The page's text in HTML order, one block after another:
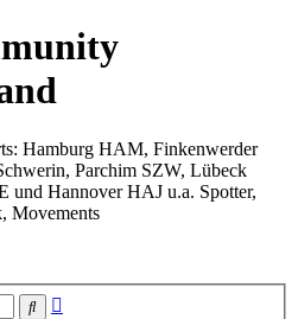
Hamburg HAM, Finkenwerder
Parchim SZW, Lübeck
Hannover HAJ u.a. Spotter,
Movements
Suche